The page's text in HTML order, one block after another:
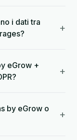
i dati tra
+
eGrow +
+
by eGrow o
+